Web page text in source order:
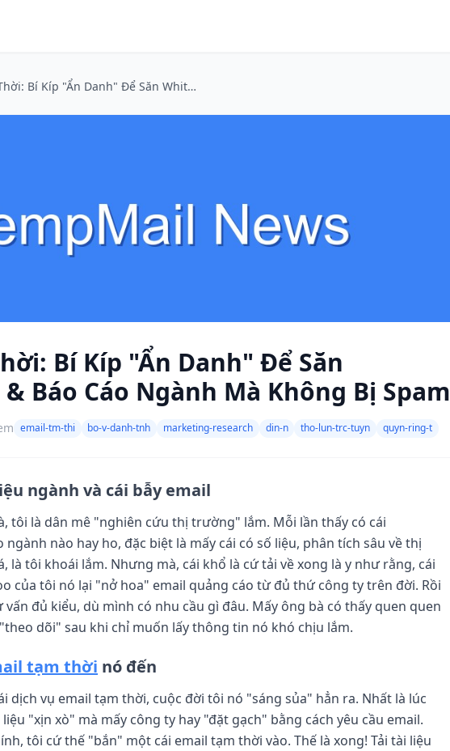
Email Tạm Thời: Bí Kíp "Ẩn Danh" Để Săn Whitepaper & Báo Cáo Ngành Mà Không Bị Spam
Bí Kíp "Ẩn Danh" Để Săn
Báo Cáo Ngành Mà Không Bị Spam
email-tm-thi bo-v-danh-tnh marketing-research din-n tho-lun-trc-tuyn quyn-ring-t
ngành và cái bẫy email
tôi là dân mê "nghiên cứu thị trường" lắm. Mỗi lần thấy có cái
nào hay ho, đặc biệt là mấy cái có số liệu, phân tích sâu về thị
là tôi khoái lắm. Nhưng mà, cái khổ là cứ tải về xong là y như rằng, cái
của tôi nó lại "nở hoa" email quảng cáo từ đủ thứ công ty trên đời. Rồi
đủ kiểu, dù mình có nhu cầu gì đâu. Mấy ông bà có thấy quen quen
dõi" sau khi chỉ muốn lấy thông tin nó khó chịu lắm.
tạm thời nó đến
dịch vụ email tạm thời, cuộc đời tôi nó "sáng sủa" hẳn ra. Nhất là lúc
"xịn xò" mà mấy công ty hay "đặt gạch" bằng cách yêu cầu email.
tôi cứ thế "bắn" một cái email tạm thời vào. Thế là xong! Tải tài liệu